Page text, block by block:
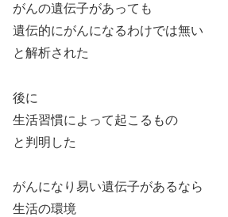
がんの遺伝子があっても
遺伝的にがんになるわけでは無い
と解析された
後に
生活習慣によって起こるもの
と判明した
がんになり易い遺伝子があるなら
生活の環境